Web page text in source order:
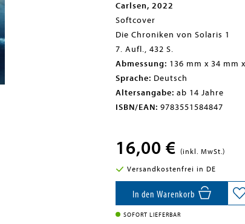
Carlsen, 2022
Softcover
Die Chroniken von Solaris 1
7. Aufl., 432 S.
Abmessung: 136 mm x 34 mm
Sprache: Deutsch
Altersangabe: ab 14 Jahre
ISBN/EAN: 9783551584847
16,00 € (inkl. MwSt.)
Versandkostenfrei in DE
In den Warenkorb
SOFORT LIEFERBAR